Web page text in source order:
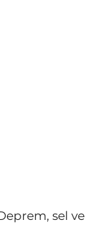
sel ve